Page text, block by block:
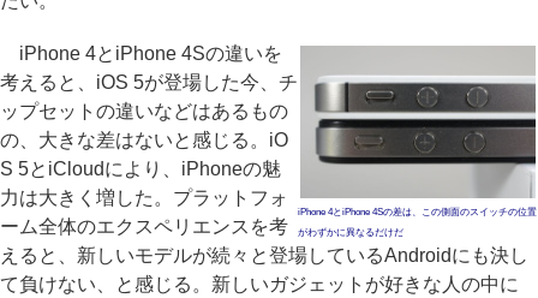
iPhone 4とiPhone 4Sの差は、この側面のスイッチの位置
がわずかに異なるだけだ
iPhone 4とiPhone 4Sの違いを
考えると、iOS 5が登場した今、チ
ップセットの違いなどはあるもの
の、大きな差はないと感じる。iO
S 5とiCloudにより、iPhoneの魅
力は大きく増した。プラットフォ
ーム全体のエクスペリエンスを考
えると、新しいモデルが続々と登場しているAndroidにも決し
て負けない、と感じる。新しいガジェットが好きな人の中に